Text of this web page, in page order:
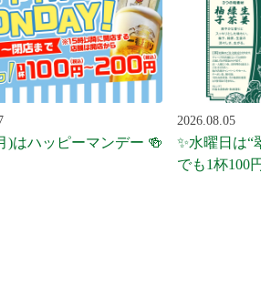
)はハッピーマンデー 🍻
2026.08.05
✨水曜日は“
でも1杯100